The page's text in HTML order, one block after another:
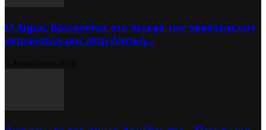
Ο Δήμος Βριλησσίων στο πλευρό των πυρόπληκτων
συμπολιτών μας στην Δυτική...